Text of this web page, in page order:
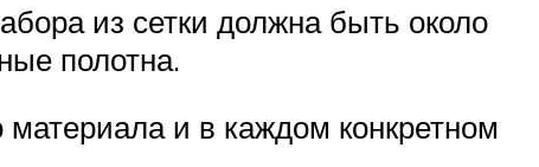
из сетки должна быть около
полотна.
материала и в каждом конкретном